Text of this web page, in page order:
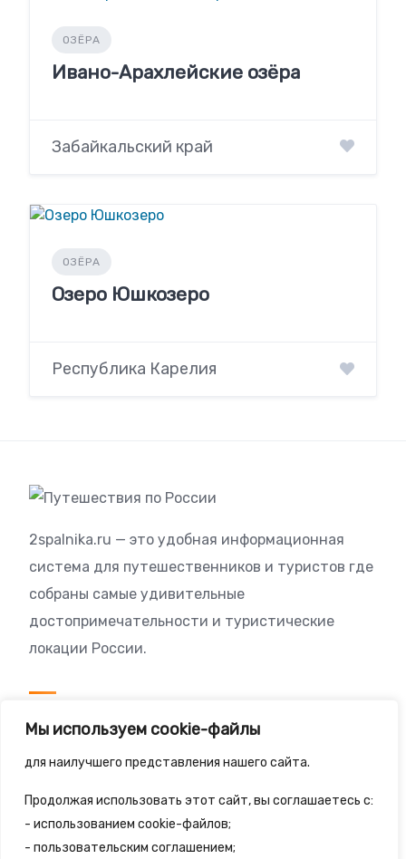
Мы используем cookie-файлы
для наилучшего представления нашего сайта.
Продолжая использовать этот сайт, вы соглашаетесь с:
- использованием cookie-файлов;
- пользовательским соглашением;
ОЗЁРА
Ивано-Арахлейские озёра
Забайкальский край
ОЗЁРА
Озеро Юшкозеро
Республика Карелия
2spalnika.ru — это удобная информационная
система для путешественников и туристов где
собраны самые удивительные
достопримечательности и туристические
локации России.